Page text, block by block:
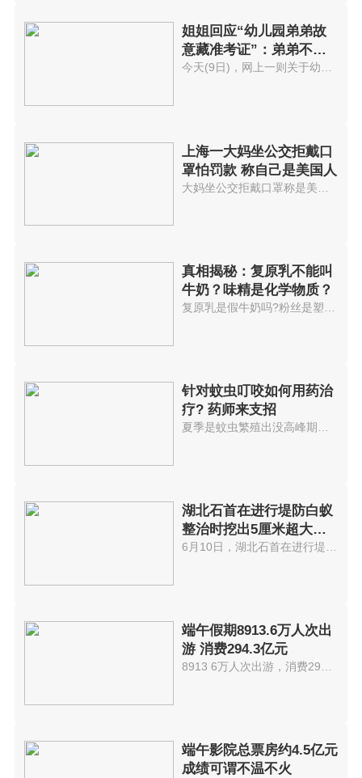
姐姐回应“幼儿园弟弟故
意藏准考证”：弟弟不是
故意藏的
今天(9日)，网上一则关于幼儿园...
上海一大妈坐公交拒戴口
罩怕罚款 称自己是美国人
真相揭秘：复原乳不能叫
牛奶？味精是化学物质？
针对蚊虫叮咬如何用药治
疗? 药师来支招
湖北石首在进行堤防白蚁
整治时挖出5厘米超大蚁
后
端午假期8913.6万人次出
游 消费294.3亿元
端午影院总票房约4.5亿元
成绩可谓不温不火